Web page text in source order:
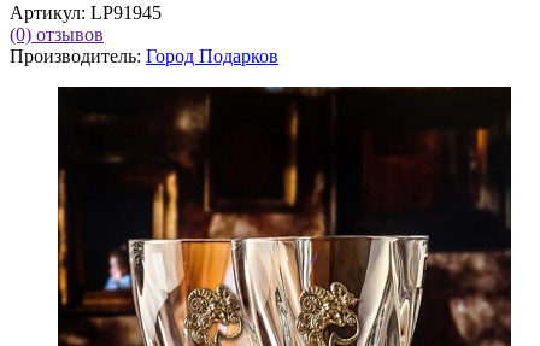
Артикул: LP91945
(0) отзывов
Производитель: Город Подарков